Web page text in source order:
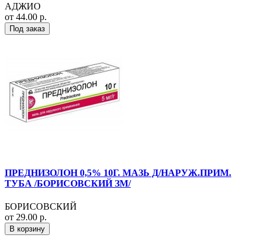
АДЖИО
от 44.00 р.
Под заказ
ПРЕДНИЗОЛОН 0,5% 10Г. МАЗЬ Д/НАРУЖ.ПРИМ.
ТУБА /БОРИСОВСКИЙ ЗМ/
БОРИСОВСКИЙ
от 29.00 р.
В корзину